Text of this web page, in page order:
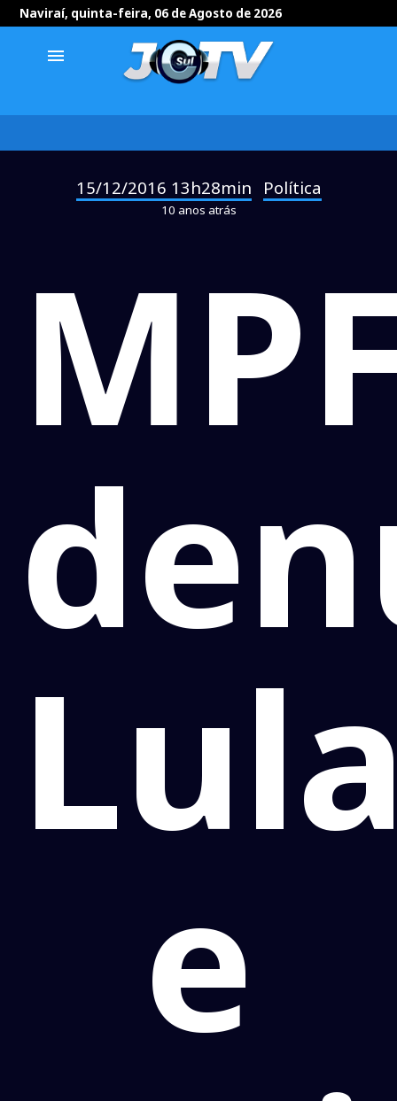
Naviraí, quinta-feira, 06 de Agosto de 2026
menu
15/12/2016 13h28min Política
10 anos atrás
e